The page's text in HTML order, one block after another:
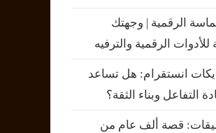
الرقمية | وجهتك
للأدوات الرقمية والترفيه
انستقرام: هل تساعد
التفاعل وبناء الثقة؟
قصة ألف عام من